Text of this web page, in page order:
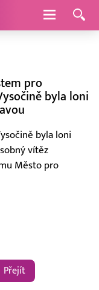
Navigace
pro
byla loni
byla loni
vítěz
Město pro
Přejít